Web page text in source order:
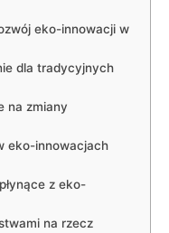
eko-innowacji w
dla tradycyjnych
na zmiany
eko-innowacjach
z eko-
na rzecz